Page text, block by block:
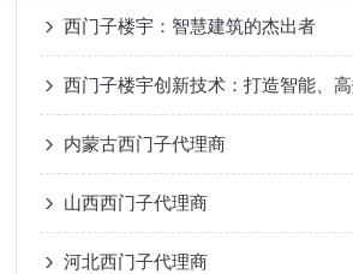
西门子楼宇：智慧建筑的杰出者
内蒙古西门子代理商
山西西门子代理商
河北西门子代理商